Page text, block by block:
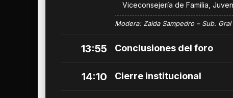
Viceconsejería de Familia,
Modera: Zaida Sampedro – Sub.
13:55 Conclusiones del foro
14:10 Cierre institucional